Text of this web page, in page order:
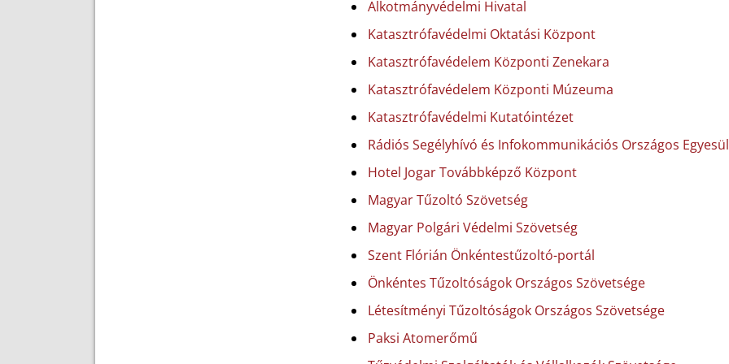
Alkotmányvédelmi Hivatal
Katasztrófavédelmi Oktatási Központ
Katasztrófavédelem Központi Zenekara
Katasztrófavédelem Központi Múzeuma
Katasztrófavédelmi Kutatóintézet
Rádiós Segélyhívó és Infokommunikációs Országos
Hotel Jogar Továbbképző Központ
Magyar Tűzoltó Szövetség
Magyar Polgári Védelmi Szövetség
Szent Flórián Önkéntestűzoltó-portál
Önkéntes Tűzoltóságok Országos Szövetsége
Létesítményi Tűzoltóságok Országos Szövetsége
Paksi Atomerőmű